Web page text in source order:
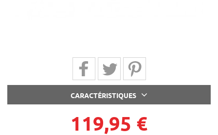
Partager sur Facebook
Partager sur Twitter
Partager sur Pinterest
CARACTÉRISTIQUES
119,95 €